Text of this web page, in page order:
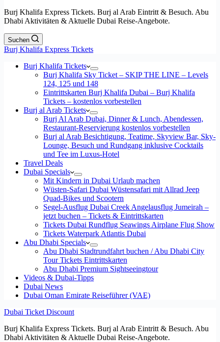
Burj Khalifa Express Tickets. Burj al Arab Eintritt & Besuch. Abu
Dhabi Aktivitäten & Aktuelle Dubai Reise-Angebote.
Suchen
Burj Khalifa Express Tickets
Burj Khalifa Tickets
Burj Khalifa Sky Ticket – SKIP THE LINE – Levels
124, 125 und 148
Eintrittskarten Burj Khalifa Dubai – Burj Khalifa
Tickets – kostenlos vorbestellen
Burj al Arab Tickets
Burj Al Arab Dubai, Dinner & Lunch, Abendessen,
Restaurant-Reservierung kostenlos vorbestellen
Burj al Arab Besichtigung, Teatime, Skyview Bar, Sky-
Lounge, Besuch und Rundgang inklusive Cocktails
und Tee im Luxus-Hotel
Travel Deals
Dubai Specials
Mit Kindern in Dubai Urlaub machen
Wüsten-Safari Dubai Wüstensafari mit Allrad Jeep
Quad-Bikes und Scootern
Segel-Ausflug Dubai Creek Angelausflug Jumeirah –
jetzt buchen – Tickets & Eintrittskarten
Tickets Dubai Rundflug Seawings Airplane Flug Show
Tickets Waterpark Atlantis Dubai
Abu Dhabi Specials
Abu Dhabi Stadtrundfahrt buchen / Abu Dhabi City
Tour Tickets Eintrittskarten
Abu Dhabi Premium Sightseeingtour
Videos & Dubai-Tipps
Dubai News
Dubai Oman Emirate Reiseführer (VAE)
Dubai Ticket Discount
Burj Khalifa Express Tickets. Burj al Arab Eintritt & Besuch. Abu
Dhabi Aktivitäten & Aktuelle Dubai Reise-Angebote.